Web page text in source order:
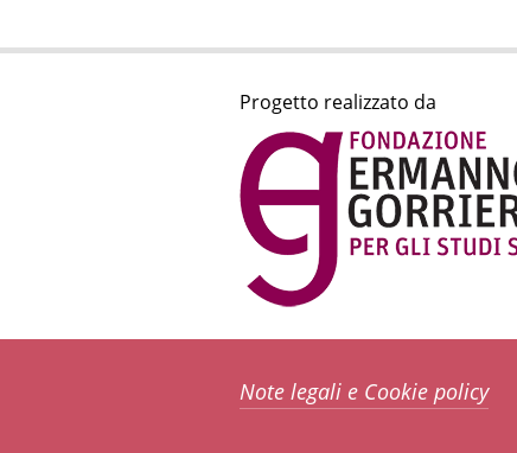
Progetto realizzato da
Note legali e Cookie policy